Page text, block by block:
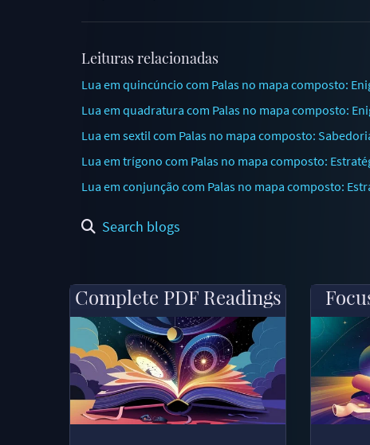
Leituras relacionadas
Lua em quincúncio com Palas no mapa composto:
Lua em quadratura com Palas no mapa composto:
Lua em sextil com Palas no mapa composto:
Lua em trígono com Palas no mapa composto:
Lua em conjunção com Palas no mapa composto:
Search blogs
Complete PDF Readings